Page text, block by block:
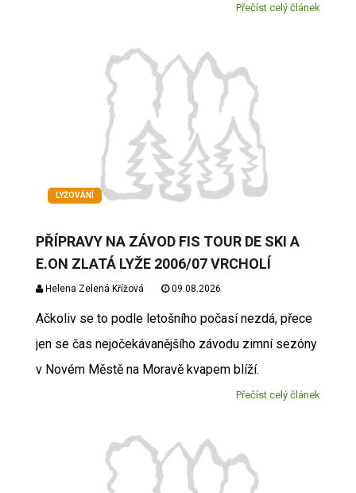
Přečíst celý článek
LYŽOVÁNÍ
PŘÍPRAVY NA ZÁVOD FIS TOUR DE SKI A
E.ON ZLATÁ LYŽE 2006/07 VRCHOLÍ
Helena Zelená Křížová 09.08.2026
Ačkoliv se to podle letošního počasí nezdá, přece
jen se čas nejočekávanějšího závodu zimní sezóny
v Novém Městě na Moravě kvapem blíží.
Přečíst celý článek